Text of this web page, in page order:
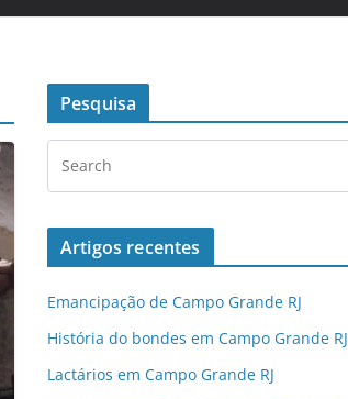
Pesquisa
Artigos recentes
Emancipação de Campo Grande RJ
História do bondes em Campo Grande RJ
Lactários em Campo Grande RJ